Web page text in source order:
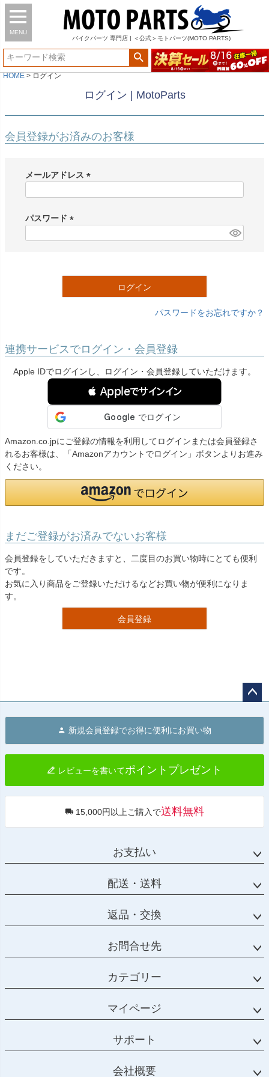
MENU
バイク パーツ 専門店 | ＜公式＞モトパーツ(MOTO PARTS)
HOME ログイン
ログイン | MotoParts
会員登録がお済みのお客様
メールアドレス
)
パスワード
ログイン
パスワードをお忘れですか？
連携サービスでログイン・会員登録
Apple IDでログインし、ログイン・会員登録していただけます。
 Appleでサインイン
Amazon.co.jpにご登録の情報を利用してログインまたは会員登録さ
れるお客様は、「Amazonアカウントでログイン」ボタンよりお進み
ください。
まだご登録がお済みでないお客様
会員登録をしていただきますと、二度目のお買い物時にとても便利
です。
お気に入り商品をご登録いただけるなどお買い物が便利になりま
す。
会員登録
へ
新規会員登録でお得に便利にお買い物
レビューを書いてポイントプレゼント
15,000円以上ご購入で送料無料
お支払い
配送・送料
返品・交換
お問合せ先
カテゴリー
マイページ
サポート
会社概要